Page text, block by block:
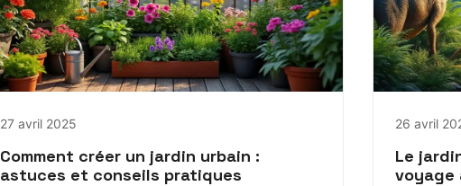
27 avril 2025
Comment créer un jardin urbain :
astuces et conseils pratiques
26 avril
Le
voyage